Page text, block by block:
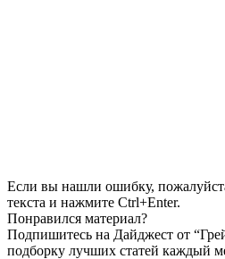
Если вы нашли ошибку,
текста и нажмите Ctrl+Enter.
Понравился материал?
Подпишитесь на Дайджест от
подборку лучших статей каждый